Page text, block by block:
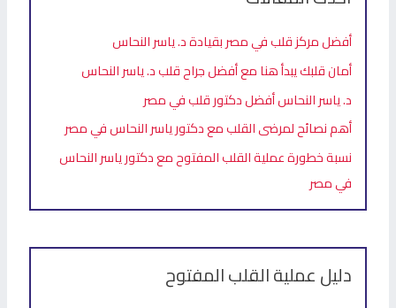
أفضل مركز قلب في مصر بقيادة د. ياسر النحاس
أمان قلبك يبدأ هنا مع أفضل جراح قلب د. ياسر النحاس
د. ياسر النحاس أفضل دكتور قلب في مصر
أهم نصائح لمرضى القلب مع دكتور ياسر النحاس في مصر
نسبة خطورة عملية القلب المفتوح مع دكتور ياسر النحاس
في مصر
دليل عملية القلب المفتوح